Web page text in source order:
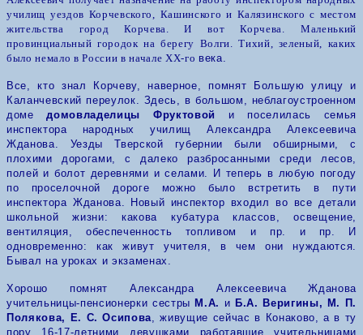
училищ уездов Корчевского, Кашинского и Калязинского с местом
жительства город Корчева.
И вот Корчева. Маленький
провинциальный городок на берегу Волги. Тихий, зеленый, каких
было немало в России в начале ХХ-го века.
Все, кто знал Корчеву, наверное, помнят Большую улицу и
Каланчевский переулок. Здесь, в большом, неблагоустроенном
домедомовладелицы Фруктовой
и поселилась семья
инспектора народных училищ Александра Алексеевича
Жданова. Уезды Тверской губернии были обширными, с
плохими дорогами, с далеко разбросанными среди лесов,
полей и болот деревнями и селами. И теперь в любую погоду
по проселочной дороге можно было встретить в пути
инспектора Жданова.
Новый инспектор входил во все детали
школьной жизни: какова кубатура классов, освещение,
вентиляция, обеспеченность топливом и пр. и пр. И
одновременно: как живут учителя, в чем они нуждаются.
Бывал на уроках и экзаменах.
Хорошо помнят Александра Алексеевича Жданова
учительницы-пенсионерки сестры М.А. и Б.А. Веригины, М. П.
Полякова, Е. С. Осипова, живущие сейчас в Конаково, а в ту
пору 16-17-летними девушками работавшие учительницами